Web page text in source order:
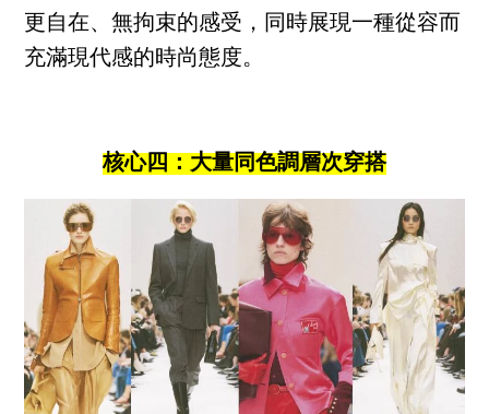
更自在、無拘束的感受，同時展現一種從容而
充滿現代感的時尚態度。
核心四：大量同色調層次穿搭